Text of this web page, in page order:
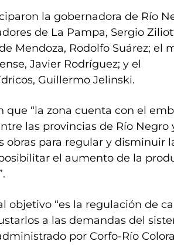
la gobernadora de Río
de La Pampa, Sergio
Mendoza, Rodolfo Suárez; el
Javier Rodríguez; y el
Guillermo Jelinski.
que “la zona cuenta con el
las provincias de Río Negro
obras para regular y disminuir
el aumento de la
objetivo “es la regulación de
a las demandas del
por Corfo-Río